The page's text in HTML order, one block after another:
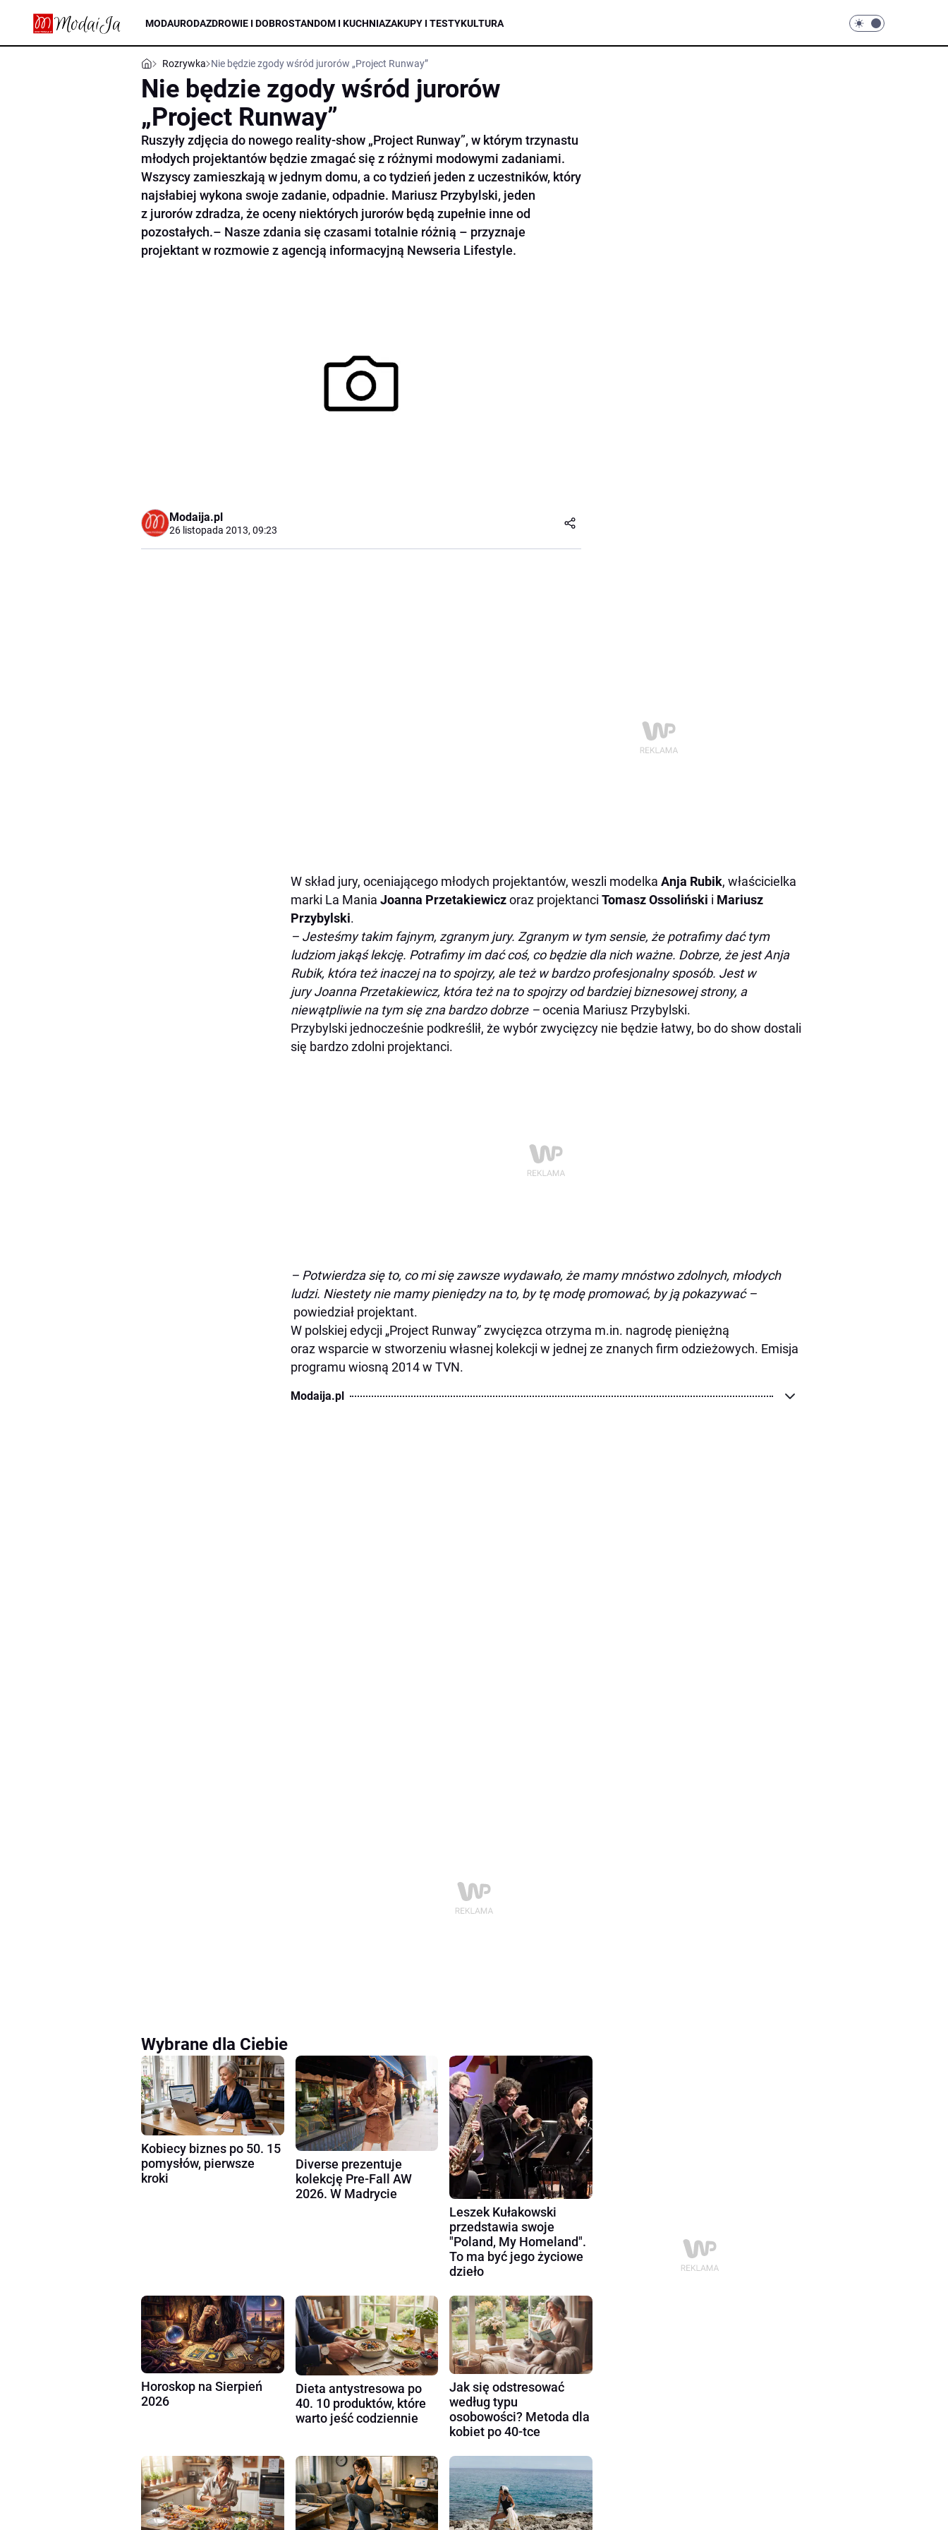
MODAURODAZDROWIE I DOBROSTANDOM I KUCHNIAZAKUPY I TESTYKULTURA
Rozrywka Nie będzie zgody wśród jurorów „Project Runway”
Nie będzie zgody wśród jurorów
„Project Runway”
Ruszyły zdjęcia do nowego reality-show „Project Runway”, w którym trzynastu
młodych projektantów będzie zmagać się z różnymi modowymi zadaniami.
Wszyscy zamieszkają w jednym domu, a co tydzień jeden z uczestników, który
najsłabiej wykona swoje zadanie, odpadnie. Mariusz Przybylski, jeden
z jurorów zdradza, że oceny niektórych jurorów będą zupełnie inne od
pozostałych.– Nasze zdania się czasami totalnie różnią – przyznaje
projektant w rozmowie z agencją informacyjną Newseria Lifestyle.
Modaija.pl
26 listopada 2013, 09:23
W skład jury, oceniającego młodych projektantów, weszli modelka Anja Rubik, właścicielka
marki La Mania Joanna Przetakiewiczoraz projektanci Tomasz Ossoliński i Mariusz
Przybylski.
– Jesteśmy takim fajnym, zgranym jury. Zgranym w tym sensie, że potrafimy dać tym
ludziom jakąś lekcję. Potrafimy im dać coś, co będzie dla nich ważne. Dobrze, że jest Anja
Rubik, która też inaczej na to spojrzy, ale też w bardzo profesjonalny sposób. Jest w
jury Joanna Przetakiewicz, która też na to spojrzy od bardziej biznesowej strony, a
niewątpliwie na tym się zna bardzo dobrze –ocenia Mariusz Przybylski.
Przybylski jednocześnie podkreślił, że wybór zwycięzcy nie będzie łatwy, bo do show dostali
się bardzo zdolni projektanci.
– Potwierdza się to, co mi się zawsze wydawało, że mamy mnóstwo zdolnych, młodych
ludzi. Niestety nie mamy pieniędzy na to, by tę modę promować, by ją pokazywać –
powiedział projektant.
W polskiej edycji „Project Runway” zwycięzca otrzyma m.in. nagrodę pieniężną
oraz wsparcie w stworzeniu własnej kolekcji w jednej ze znanych firm odzieżowych. Emisja
programu wiosną 2014 w TVN.
Modaija.pl
Wybrane dla Ciebie
Kobiecy biznes po 50. 15
pomysłów, pierwsze
kroki
Diverse prezentuje
kolekcję Pre-Fall AW
2026. W Madrycie
Leszek Kułakowski
przedstawia swoje
"Poland, My Homeland".
To ma być jego życiowe
dzieło
Horoskop na Sierpień
2026
Dieta antystresowa po
40. 10 produktów, które
warto jeść codziennie
Jak się odstresować
według typu
osobowości? Metoda dla
kobiet po 40-tce